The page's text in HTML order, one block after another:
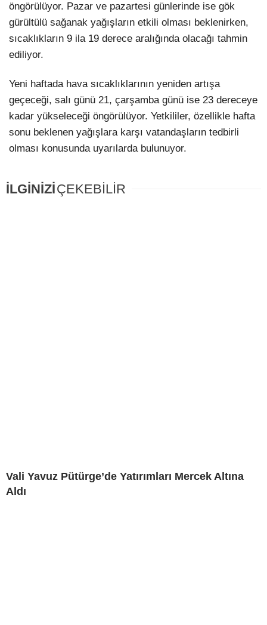
öngörülüyor. Pazar ve pazartesi günlerinde ise gök
gürültülü sağanak yağışların etkili olması beklenirken,
sıcaklıkların 9 ila 19 derece aralığında olacağı tahmin
ediliyor.
Yeni haftada hava sıcaklıklarının yeniden artışa
geçeceği, salı günü 21, çarşamba günü ise 23 dereceye
kadar yükseleceği öngörülüyor. Yetkililer, özellikle hafta
sonu beklenen yağışlara karşı vatandaşların tedbirli
olması konusunda uyarılarda bulunuyor.
İLGİNİZİÇEKEBİLİR
Vali Yavuz Pütürge’de Yatırımları Mercek Altına
Aldı